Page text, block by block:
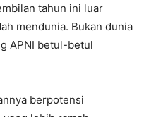
tahun ini luar
mendunia. Bukan dunia
APNI betul-betul
berpotensi